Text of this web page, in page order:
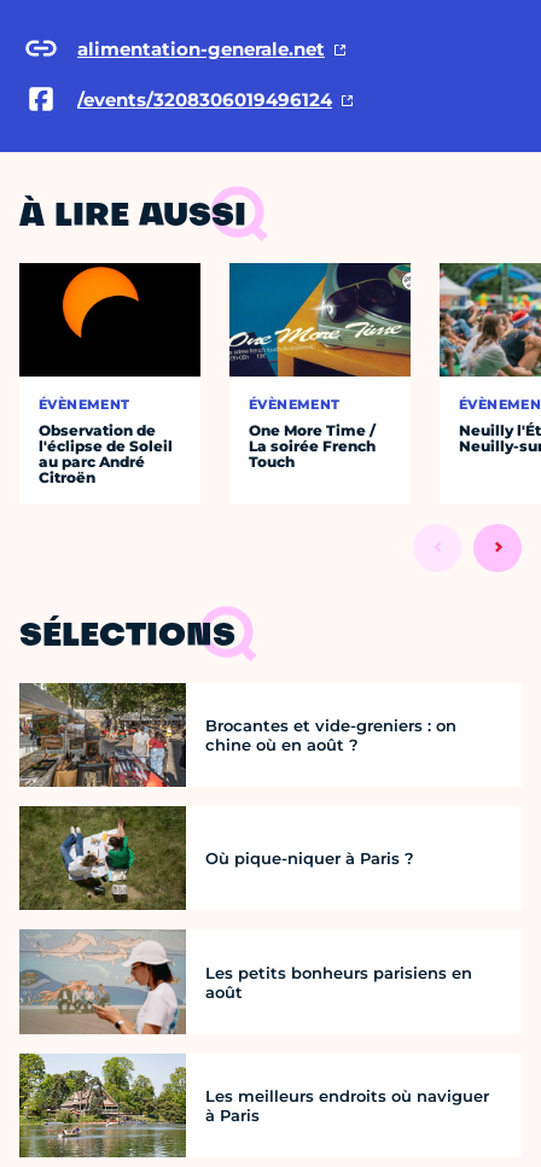
alimentation-generale.net
/events/3208306019496124
À LIRE AUSSI
ÉVÈNEMENT
Observation de
l'éclipse de Soleil
au parc André
Citroën
ÉVÈNEMENT
One More Time /
La soirée French
Touch
Neuilly
Neuilly-
SÉLECTIONS
Brocantes et vide-greniers : on
chine où en août ?
Où pique-niquer à Paris ?
Les petits bonheurs parisiens en
août
Les meilleurs endroits où naviguer
à Paris